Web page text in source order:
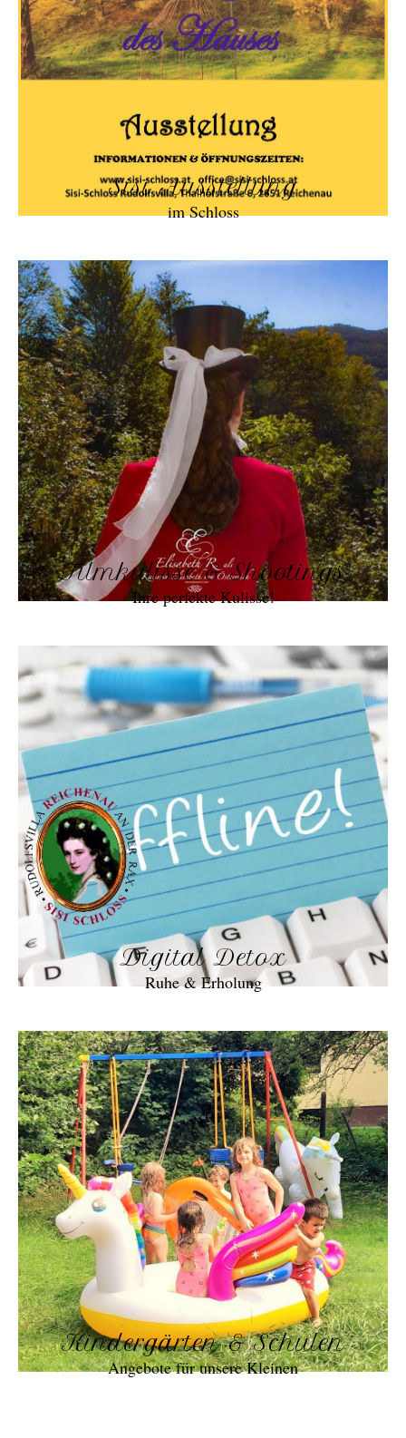
Sisi Ausstellung
im Schloss
Filmkulisse & Shootings
Ihre perfekte Kulisse!
Digital Detox
Ruhe & Erholung
Kindergärten & Schulen
Angebote für unsere Kleinen